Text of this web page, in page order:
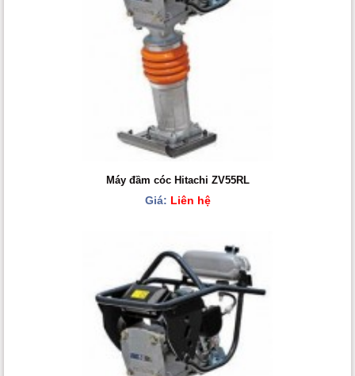
Máy đầm cóc Hitachi ZV55RL
Giá: Liên hệ